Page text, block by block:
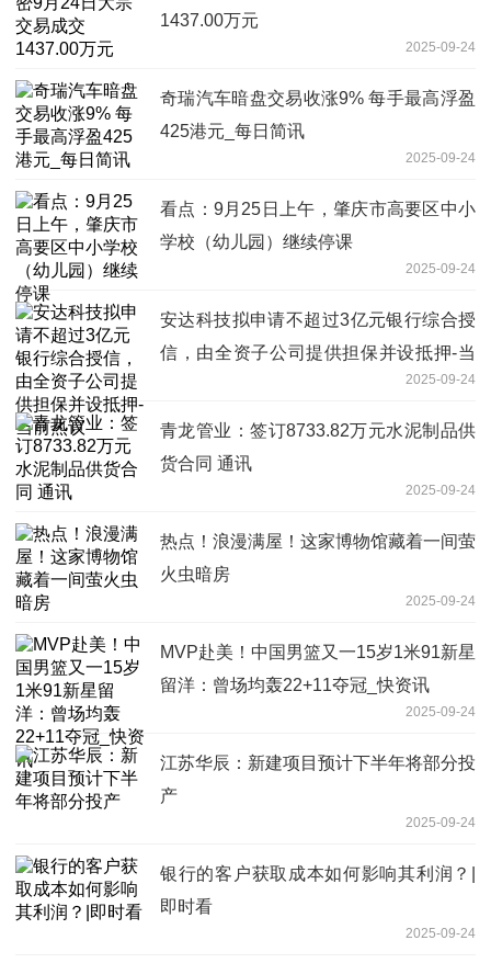
1437.00万元
2025-09-24
奇瑞汽车暗盘交易收涨9% 每手最高浮盈
425港元_每日简讯
2025-09-24
看点：9月25日上午，肇庆市高要区中小
学校（幼儿园）继续停课
2025-09-24
安达科技拟申请不超过3亿元银行综合授
信，由全资子公司提供担保并设抵押-当
2025-09-24
青龙管业：签订8733.82万元水泥制品供
货合同 通讯
2025-09-24
热点！浪漫满屋！这家博物馆藏着一间萤
火虫暗房
2025-09-24
MVP赴美！中国男篮又一15岁1米91新星
留洋：曾场均轰22+11夺冠_快资讯
2025-09-24
江苏华辰：新建项目预计下半年将部分投
产
2025-09-24
银行的客户获取成本如何影响其利润？|
即时看
2025-09-24